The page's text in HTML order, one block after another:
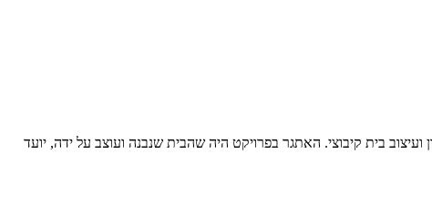
בית קיבוצי. האתגר בפרויקט היה שהבית שנבנה ועוצב על ידה, יועד